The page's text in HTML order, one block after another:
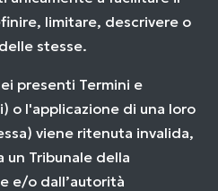
limitare, descrivere o
stesse.
presenti Termini e
o l'applicazione di una loro
viene ritenuta invalida,
un Tribunale della
e/o dall’autorità